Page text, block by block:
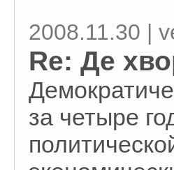
2008.11.30 |
Re: Де
за четыре